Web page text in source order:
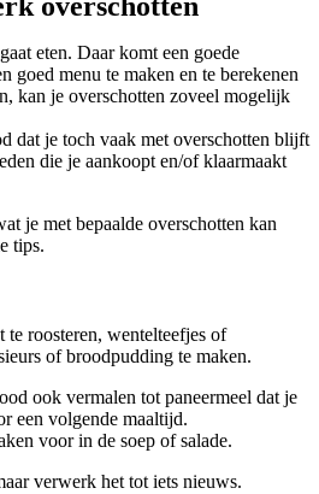
eten. Daar komt een goede
goed menu te maken en te berekenen
kan je overschotten zoveel mogelijk
dat je toch vaak met overschotten blijft
die je aankoopt en/of klaarmaakt
je met bepaalde overschotten kan
tips.
roosteren, wentelteefjes of
of broodpudding te maken.
ook vermalen tot paneermeel dat je
een volgende maaltijd.
voor in de soep of salade.
verwerk het tot iets nieuws.